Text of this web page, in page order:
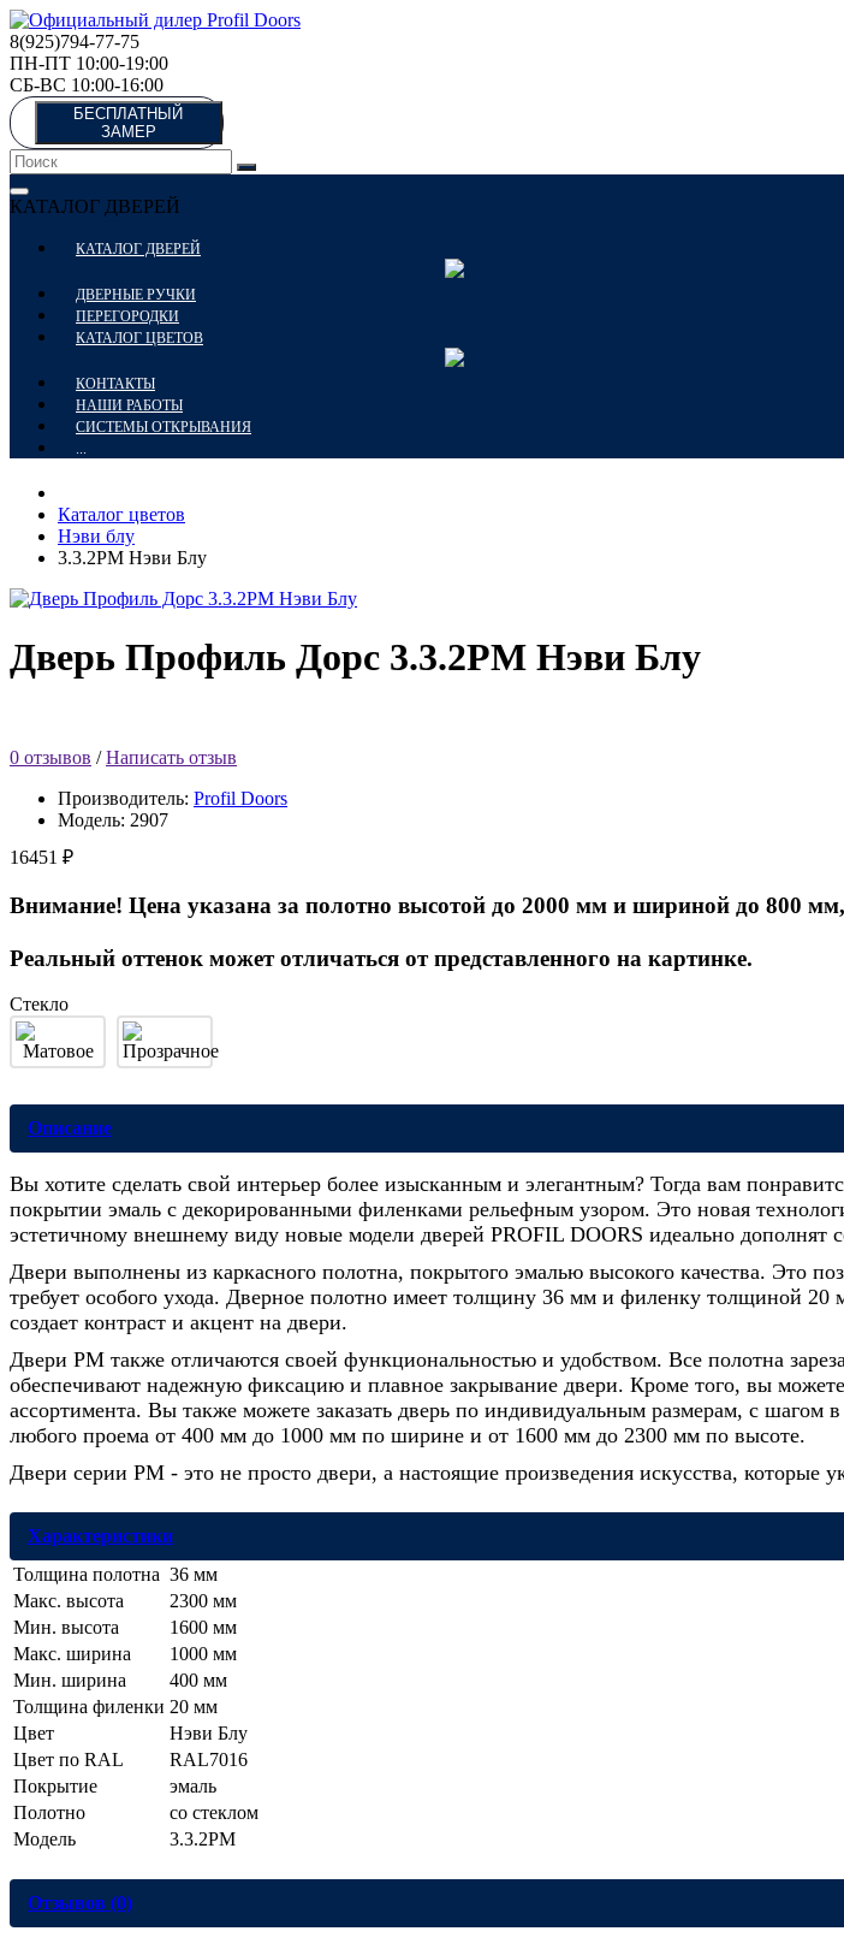
8(925)794-77-75
ПН-ПТ 10:00-19:00
СБ-ВС 10:00-16:00
БЕСПЛАТНЫЙ
ЗАМЕР
КАТАЛОГ ДВЕРЕЙ
КАТАЛОГ ДВЕРЕЙ
ДВЕРНЫЕ РУЧКИ
ПЕРЕГОРОДКИ
КАТАЛОГ ЦВЕТОВ
КОНТАКТЫ
НАШИ РАБОТЫ
СИСТЕМЫ ОТКРЫВАНИЯ
...
Каталог цветов
Нэви блу
3.3.2PM Нэви Блу
Дверь Профиль Дорс 3.3.2PM Нэви Блу
0 отзывов /Написать отзыв
Производитель: Profil Doors
Модель: 2907
16451 ₽
Внимание! Цена указана за полотно высотой до 2000 мм и шириной до 800
Реальный оттенок может отличаться от представленного на картинке.
Стекло
Описание
Вы хотите сделать свой интерьер более изысканным и элегантным? Тогда вам
покрытии эмаль с декорированными филенками рельефным узором. Это новая
эстетичному внешнему виду новые модели дверей PROFIL DOORS идеально дополнят
Двери выполнены из каркасного полотна, покрытого эмалью высокого качества. Это
требует особого ухода. Дверное полотно имеет толщину 36 мм и филенку толщиной
создает контраст и акцент на двери.
Двери PM также отличаются своей функциональностью и удобством. Все полотна
обеспечивают надежную фиксацию и плавное закрывание двери. Кроме того, вы
ассортимента. Вы также можете заказать дверь по индивидуальным размерам, с
любого проема от 400 мм до 1000 мм по ширине и от 1600 мм до 2300 мм по высоте.
Двери серии PM - это не просто двери, а настоящие произведения искусства,
Характеристики
Толщина полотна 36 мм
Макс. высота
2300 мм
Мин. высота
1600 мм
Макс. ширина
1000 мм
Мин. ширина
400 мм
Толщина филенки 20 мм
Цвет
Нэви Блу
Цвет по RAL
RAL7016
Покрытие
эмаль
Полотно
со стеклом
Модель
3.3.2PM
Отзывов (0)